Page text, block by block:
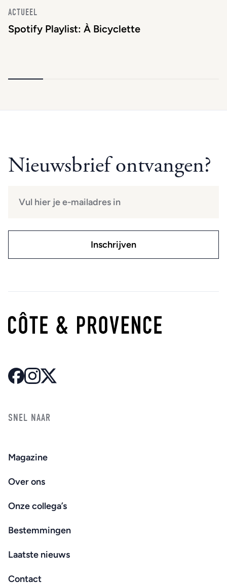
ACTUEEL
Spotify Playlist: À Bicyclette
Nieuwsbrief ontvangen?
SNEL NAAR
Magazine
Over ons
Onze collega’s
Bestemmingen
Laatste nieuws
Contact